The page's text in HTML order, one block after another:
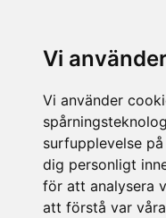
Vi
Vi använder
surfupplevelse
dig personligt
för att analysera
att förstå var